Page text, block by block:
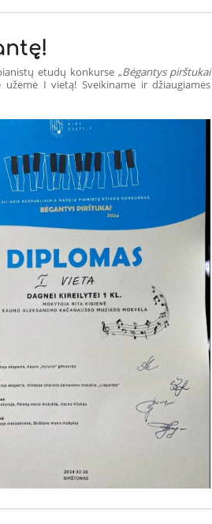
etudų konkurse „Bėgantys pirštukai
užėmė I vietą! Sveikiname ir džiaugiamės